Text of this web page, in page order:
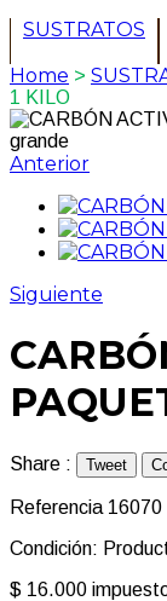
SUSTRATOS
Home >
1 KILO
grande
Anterior
Siguiente
Share : Tweet
Referencia 16070
Condición:
$ 16.000